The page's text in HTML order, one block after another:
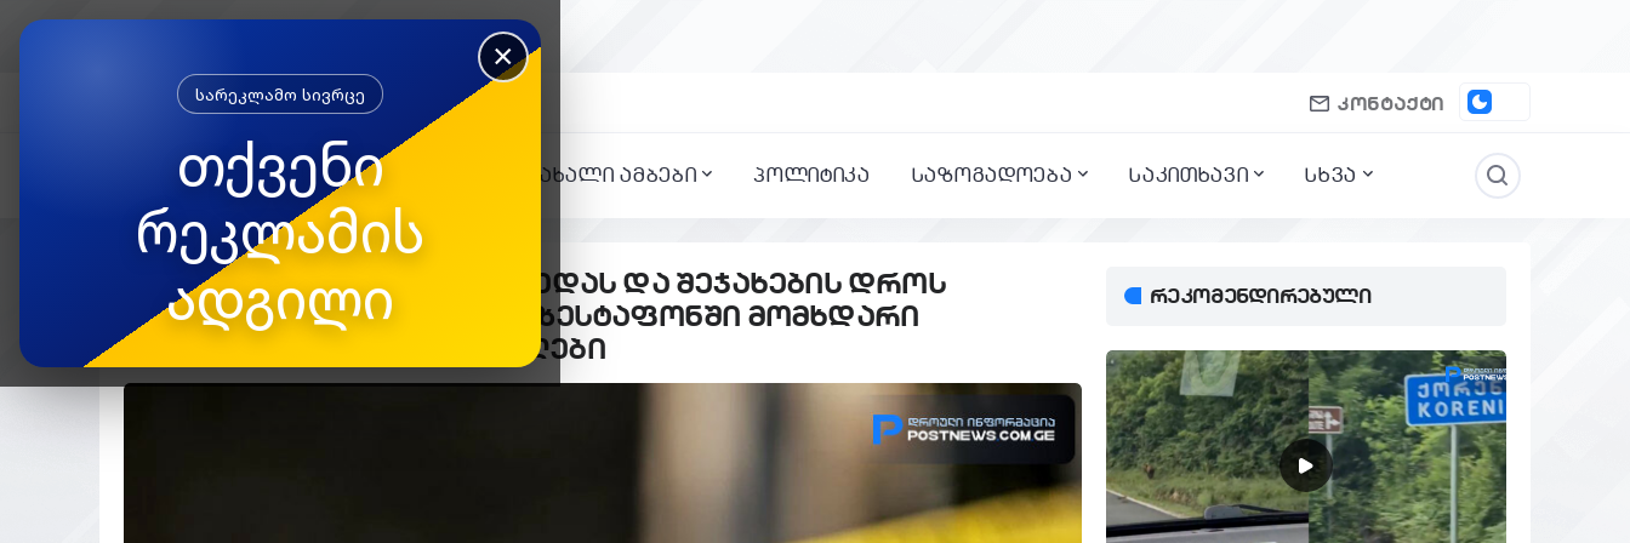
×
სარეკლამო სივრცე
თქვენი
რეკლამის
ადგილი
FACEBOOK კონტაქტი
ახალი ამბები პოლიტიკა საზოგადოება საკითხავი სხვა
“ბავშვი კალთაში ეჯდა დედას და შეჯახების დროს
ხელიდან გამივარდაო” - ზესტაფონში მომხდარი
ტრაგედიის ახალი დეტალები
რეკომენდირებული